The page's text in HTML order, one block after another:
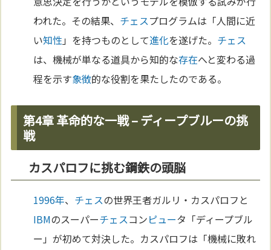
われた。その結果、 チェスプログラムは「人間に近
い知性 」を持つものとして進化を遂げた。 チェス
は、機械が単なる道具から知的な存在へと変わる過
程を示す象徴的な役割を果たしたのである。
第4章 革命的な一戦 – ディープブルーの挑
戦
カスパロフに挑む鋼鉄の頭脳
1996年、 チェスの世界王者ガルリ・カスパロフと
IBMのスーパーチェスコンピュータ「ディープブル
ー」が初めて対決した。カスパロフは「機械に敗れ